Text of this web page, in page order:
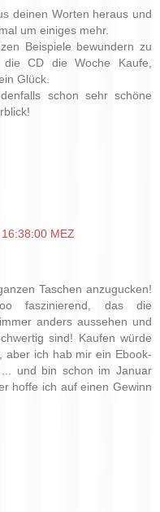
deinen Worten heraus und
um einiges mehr.
Beispiele bewundern zu
CD die Woche Kaufe,
Glück.
schon sehr schöne
MEZ
Taschen anzugucken!
faszinierend, das die
anders aussehen und
sind! Kaufen würde
aber ich hab mir ein Ebook-
und bin schon im Januar
hoffe ich auf einen Gewinn